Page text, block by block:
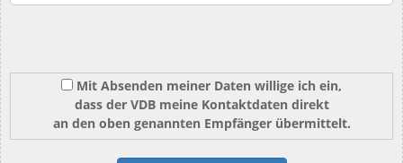
Mit Absenden meiner Daten willige ich ein,
dass der VDB meine Kontaktdaten direkt
an den oben genannten Empfänger übermittelt.